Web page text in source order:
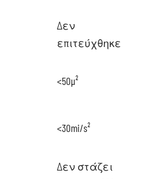
Δεν
επιτεύχθηκε
<50μ²
<30mi/s²
Δεν στάζει